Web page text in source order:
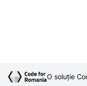
O soluție